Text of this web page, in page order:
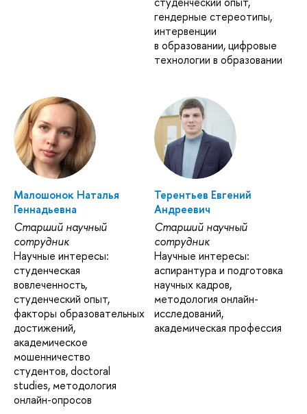
гендерные стереотипы,
интервенции
в образовании, цифровые
технологии в образовании
Малошонок Наталья
Геннадьевна
Старший научный
сотрудник
Научные интересы:
студенческая
вовлеченность,
студенческий опыт,
факторы образовательных
достижений,
академическое
мошенничество
студентов, doctoral
studies, методология
онлайн-опросов
Терентьев Евгений
Андреевич
Cтарший научный
сотрудник
Научные интересы:
аспирантура и подготовка
научных кадров,
методология онлайн-
исследований,
академическая профессия